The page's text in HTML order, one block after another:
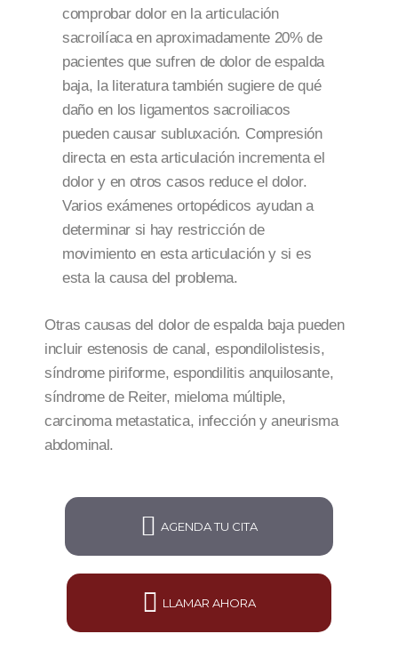
comprobar dolor en la articulación
sacroilíaca en aproximadamente 20% de
pacientes que sufren de dolor de espalda
baja, la literatura también sugiere de qué
daño en los ligamentos sacroiliacos
pueden causar subluxación. Compresión
directa en esta articulación incrementa el
dolor y en otros casos reduce el dolor.
Varios exámenes ortopédicos ayudan a
determinar si hay restricción de
movimiento en esta articulación y si es
esta la causa del problema.
Otras causas del dolor de espalda baja pueden
incluir estenosis de canal, espondilolistesis,
síndrome piriforme, espondilitis anquilosante,
síndrome de Reiter, mieloma múltiple,
carcinoma metastatica, infección y aneurisma
abdominal.
AGENDA TU CITA
LLAMAR AHORA